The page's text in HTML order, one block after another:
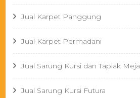
Jual Karpet Panggung
Jual Karpet Permadani
Jual Sarung Kursi dan Taplak Meja
Jual Sarung Kursi Futura